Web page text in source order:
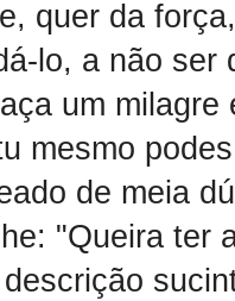
quer da
lo, a não
um
mesmo
de meia
"Queira ter